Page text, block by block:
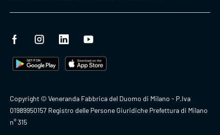
Copyright © Veneranda Fabbrica del Duomo di Milano - P.Iva
01989950157 Registro delle Persone Giuridiche Prefettura di Milano
n° 315